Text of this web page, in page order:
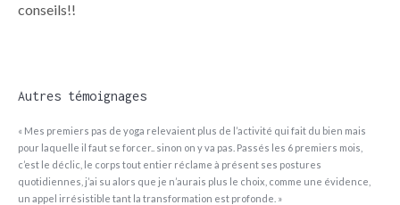
conseils!!
Autres témoignages
« Mes premiers pas de yoga relevaient plus de l’activité qui fait du bien mais
pour laquelle il faut se forcer.. sinon on y va pas. Passés les 6 premiers mois,
c’est le déclic, le corps tout entier réclame à présent ses postures
quotidiennes, j’ai su alors que je n’aurais plus le choix, comme une évidence,
un appel irrésistible tant la transformation est profonde. »